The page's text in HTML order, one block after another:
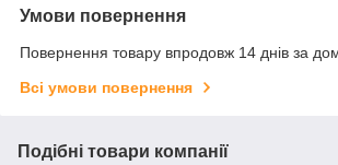
Умови повернення
Повернення товару впродовж 14 днів за
Всі умови повернення
Подібні товари компанії